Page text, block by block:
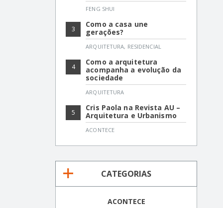
FENG SHUI
3
Como a casa une
gerações?
ARQUITETURA, RESIDENCIAL
4
Como a arquitetura
acompanha a evolução da
sociedade
ARQUITETURA
5
Cris Paola na Revista AU –
Arquitetura e Urbanismo
ACONTECE
CATEGORIAS
ACONTECE